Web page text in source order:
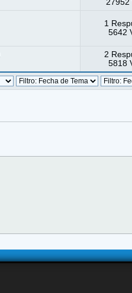
27952
1
5642
2
5818